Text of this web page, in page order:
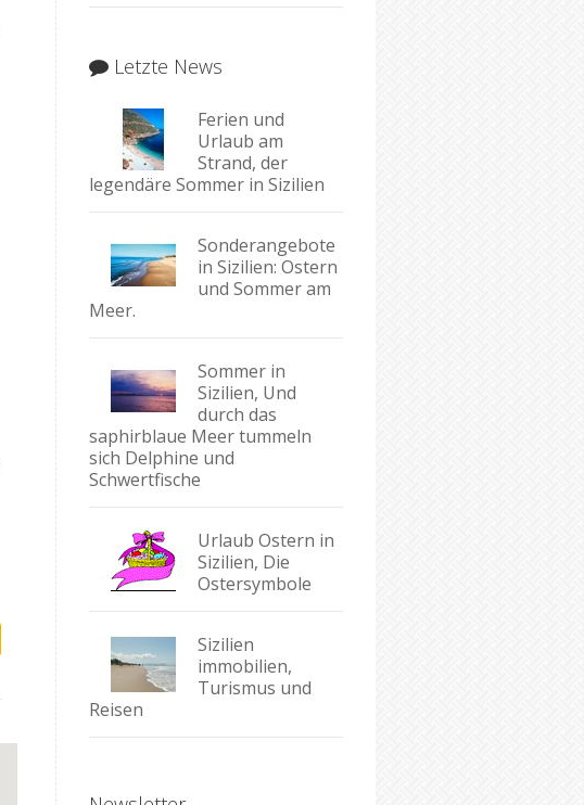
Letzte News
Ferien und
Urlaub am
Strand, der
legendäre Sommer in Sizilien
Sonderangebote
in Sizilien: Ostern
und Sommer am
Meer.
Sommer in
Sizilien, Und
durch das
saphirblaue Meer tummeln
sich Delphine und
Schwertfische
Urlaub Ostern in
Sizilien, Die
Ostersymbole
Sizilien
immobilien,
Turismus und
Reisen